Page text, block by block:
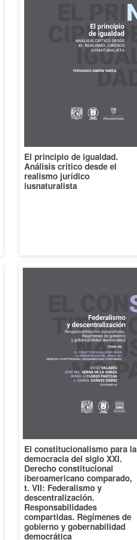
El principio de igualdad.
Análisis crítico desde el
realismo jurídico
iusnaturalista
El constitucionalismo para la
democracia del siglo XXI.
Derecho constitucional
iberoamericano comparado,
t. VII: Federalismo y
descentralización.
Responsabilidades
compartidas. Regímenes de
gobierno y gobernabilidad
democrática